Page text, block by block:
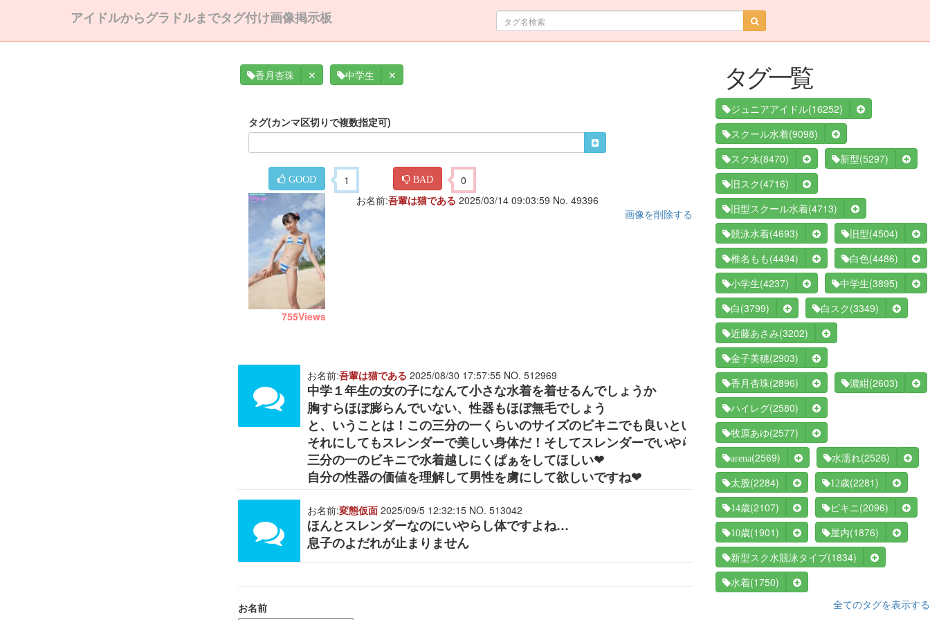
アイドルからグラドルまでタグ付け画像掲示板
香月杏珠 ✕ 中学生 ✕
タグ(カンマ区切りで複数指定可)
GOOD 1 BAD 0
755Views
お名前:吾輩は猫である 2025/03/14 09:03:59 No. 49396
画像を削除する
お名前:吾輩は猫である 2025/08/30 17:57:55 NO. 512969
中学１年生の女の子になんて小さな水着を着せるんでしょうか
胸すらほぼ膨らんでいない、性器もほぼ無毛でしょう
と、いうことは！この三分の一くらいのサイズのビキニでも良いということか！
それにしてもスレンダーで美しい身体だ！そしてスレンダーでいやらしい！！
三分の一のビキニで水着越しにくぱぁをしてほしい❤
自分の性器の価値を理解して男性を虜にして欲しいですね❤
お名前:変態仮面 2025/09/5 12:32:15 NO. 513042
ほんとスレンダーなのにいやらし体ですよね…
息子のよだれが止まりません
お名前
タグ一覧
ジュニアアイドル(16252)
スクール水着(9098)
スク水(8470) 新型(5297)
旧スク (4716)
旧型スクール水着(4713)
競泳水着(4693) 旧型(4504)
椎名もも (4494) 白色(4486)
小学生(4237) 中学生(3895)
白 (3799) 白スク (3349)
近藤あさみ(3202)
金子美穂(2903)
香月杏珠(2896) 濃紺(2603)
ハイレグ(2580)
牧原あゆ(2577)
arena(2569) 水濡れ(2526)
太股(2284) 12歳(2281)
14歳(2107) ビキニ (2096)
10歳(1901) 屋内(1876)
新型スク水競泳タイプ(1834)
水着(1750)
全てのタグを表示する